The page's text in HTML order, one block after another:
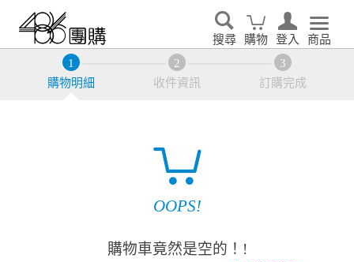
搜尋 購物 登入 商品
購物明細 收件資訊 訂購完成
OOPS!
購物車竟然是空的！!